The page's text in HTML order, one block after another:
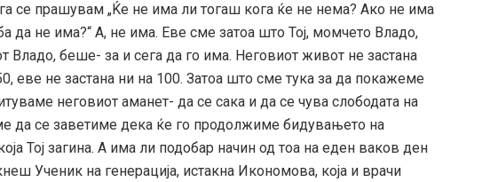
се прашувам „Ќе не има ли тогаш кога ќе не нема? Ако не има
да не има?“ A, не има. Еве сме затоа што Тој, момчето Владо,
Владо, беше- за и сега да го има. Неговиот живот не застана
еве не застана ни на 100. Затоа што сме тука за да покажеме
неговиот аманет- да се сака и да се чува слободата на
да се заветиме дека ќе го продолжиме бидувањето на
Тој загина. А има ли подобар начин од тоа на еден ваков ден
Ученик на генерација, истакна Икономова, која и врачи